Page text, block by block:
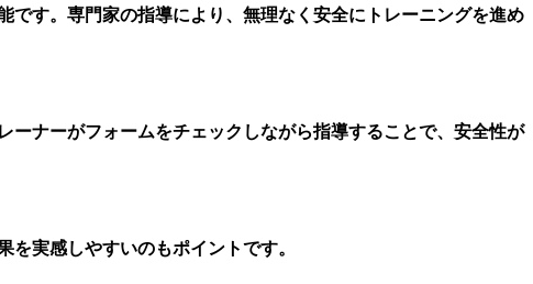
す。専門家の指導により、無理なく安全にトレーニングを進め
ナーがフォームをチェックしながら指導することで、安全性が
実感しやすいのもポイントです。